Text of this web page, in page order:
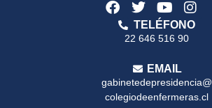
TELÉFONO
22 646 516 90
EMAIL
gabinetedepresidencia@
colegiodeenfermeras.cl